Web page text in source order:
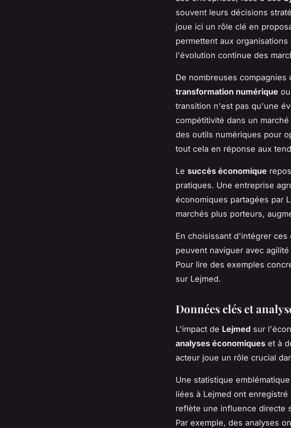
souvent leurs décisions
joue ici un rôle clé en
permettent aux
l'évolution continue des
De nombreuses
transformation numérique
transition n'est pas qu'une
compétitivité dans un
des outils numériques pour
tout cela en réponse aux
Le succès économique
pratiques. Une entreprise
économiques partagées par
marchés plus porteurs,
En choisissant d'intégrer
peuvent naviguer avec
Pour lire des exemples
sur Lejmed.
Données clés et
L'impact de Lejmed sur
analyses économiques et à
acteur joue un rôle crucial
Une statistique
liées à Lejmed ont
reflète une influence directe
Par exemple, des analyses